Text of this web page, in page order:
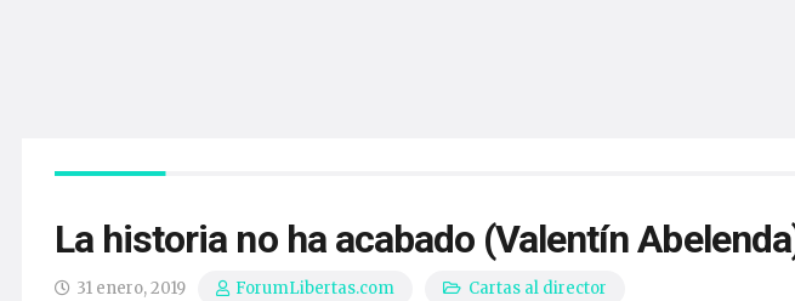
La historia no ha acabado (Valentín
31 enero, 2019 ForumLibertas.com Cartas al director